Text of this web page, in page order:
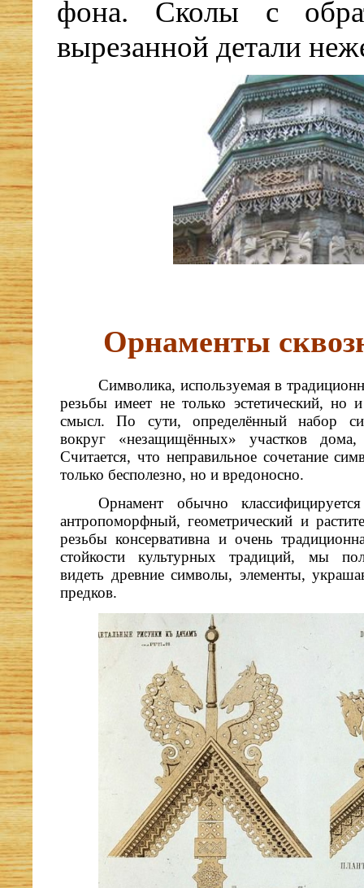
фона. Сколы с
вырезанной детали
Орнаменты
Символика, используемая в
резьбы имеет не только эстетический, но
смысл. По сути, определённый набор
вокруг «незащищённых» участков дома,
Считается, что неправильное сочетание
только бесполезно, но и вредоносно.
Орнамент обычно
антропоморфный, геометрический и
резьбы консервативна и очень
стойкости культурных традиций, мы
видеть древние символы, элементы,
предков.